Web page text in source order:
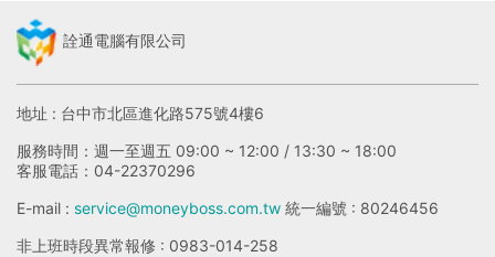
詮通電腦有限公司
地址 : 台中市北區進化路575號4樓6
服務時間：週一至週五 09:00 ~ 12:00 / 13:30 ~ 18:00
客服電話：04-22370296
E-mail : service@moneyboss.com.tw 統一編號 : 80246456
非上班時段異常報修 : 0983-014-258